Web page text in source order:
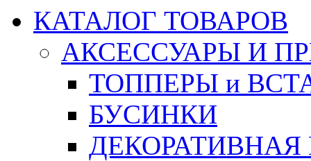
КАТАЛОГ ТОВАРОВ
АКСЕССУАРЫ И
ТОППЕРЫ и
БУСИНКИ
ДЕКОРАТИВНАЯ